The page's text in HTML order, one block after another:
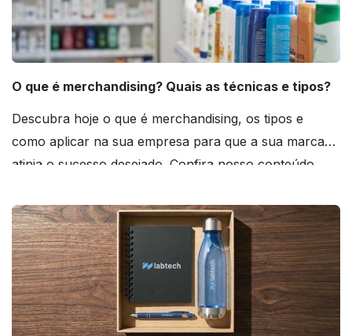
O que é merchandising? Quais as técnicas e tipos?
Descubra hoje o que é merchandising, os tipos e
como aplicar na sua empresa para que a sua marca
atinja o sucesso desejado. Confira nosso conteúdo